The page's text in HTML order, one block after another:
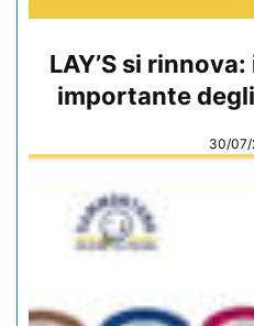
LAY’S si
importante
30/07/